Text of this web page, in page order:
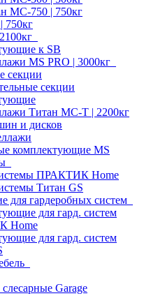
МС-750 | 750кг
750кг
к SB
MS PRO | 3000кг
секции
секции
Титан МС-Т | 2200кг
и дисков
комплектующие MS
ПРАКТИК Home
Титан GS
для гардеробных систем
для гард. систем
Home
для гард. систем
Garage